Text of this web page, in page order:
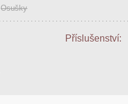
Osušky
Příslušenství: